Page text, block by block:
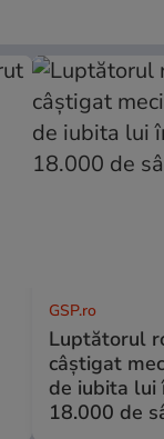
GSP.ro
Luptătorul
câștigat
de iubita lui
18.000 de